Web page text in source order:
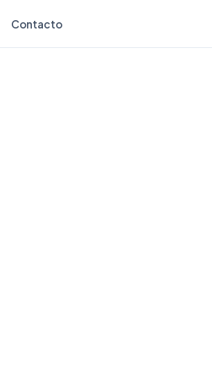
Contacto